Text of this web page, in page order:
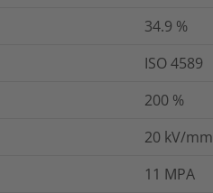
34.9 %
ISO 4589
200 %
20 kV/mm
11 MPA